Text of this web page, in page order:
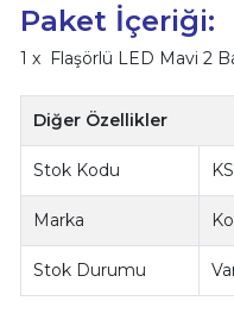
Paket İçeriği:
1 x Flaşörlü LED Mavi 2
Diğer Özellikler
Stok Kodu
Marka
Stok Durumu